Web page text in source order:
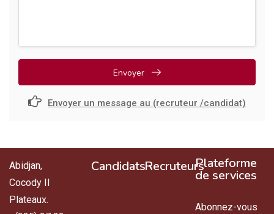
Envoyer
Envoyer un message au (recruteur /candidat)
Abidjan,
Cocody II
Plateaux.
CandidatsRecruteursPlateforme
de services
Abonnez-vous